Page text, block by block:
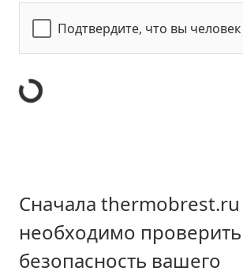
Подтвердите, что вы человек
Сначала thermobrest.ru
необходимо проверить
безопасность вашего